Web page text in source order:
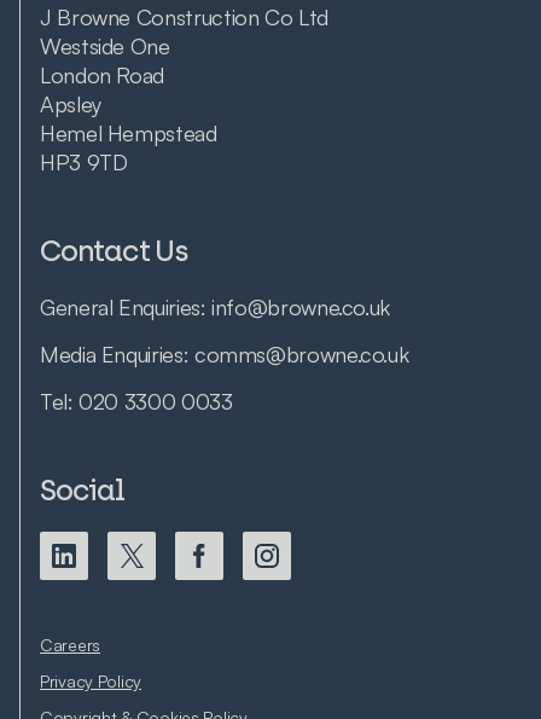
J Browne Construction Co Ltd
Westside One
London Road
Apsley
Hemel Hempstead
HP3 9TD
Contact Us
General Enquiries:info@browne.co.uk
Media Enquiries: comms@browne.co.uk
Tel:020 3300 0033
Social
Careers
Privacy Policy